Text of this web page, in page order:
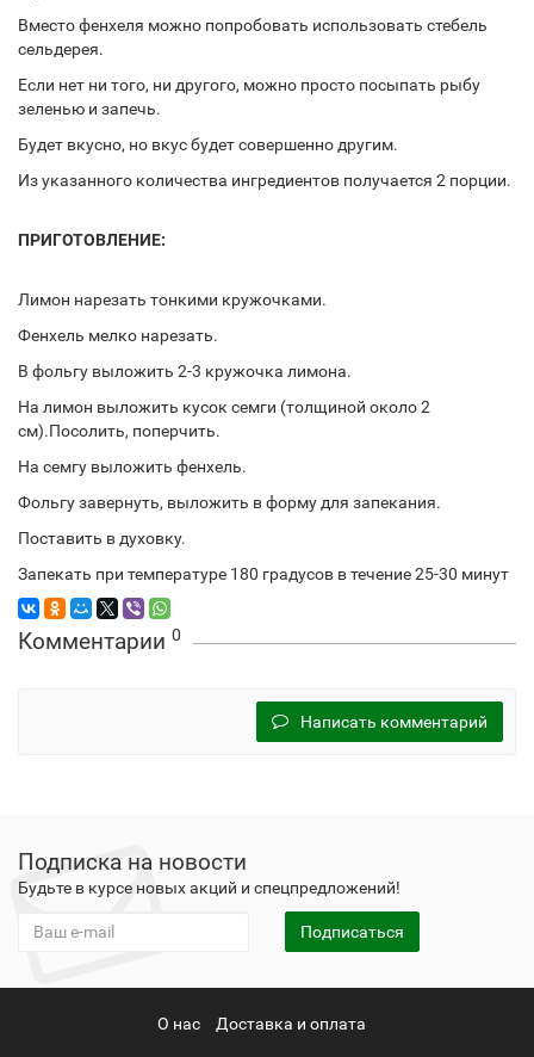
Вместо фенхеля можно попробовать использовать стебель
сельдерея.
Если нет ни того, ни другого, можно просто посыпать рыбу
зеленью и запечь.
Будет вкусно, но вкус будет совершенно другим.
Из указанного количества ингредиентов получается 2 порции.
ПРИГОТОВЛЕНИЕ:
Лимон нарезать тонкими кружочками.
Фенхель мелко нарезать.
В фольгу выложить 2-3 кружочка лимона.
На лимон выложить кусок семги (толщиной около 2
см).Посолить, поперчить.
На семгу выложить фенхель.
Фольгу завернуть, выложить в форму для запекания.
Поставить в духовку.
Запекать при температуре 180 градусов в течение 25-30 минут
Комментарии 0
Написать комментарий
Подписка на новости
Будьте в курсе новых акций и спецпредложений!
Подписаться
О нас Доставка и оплата